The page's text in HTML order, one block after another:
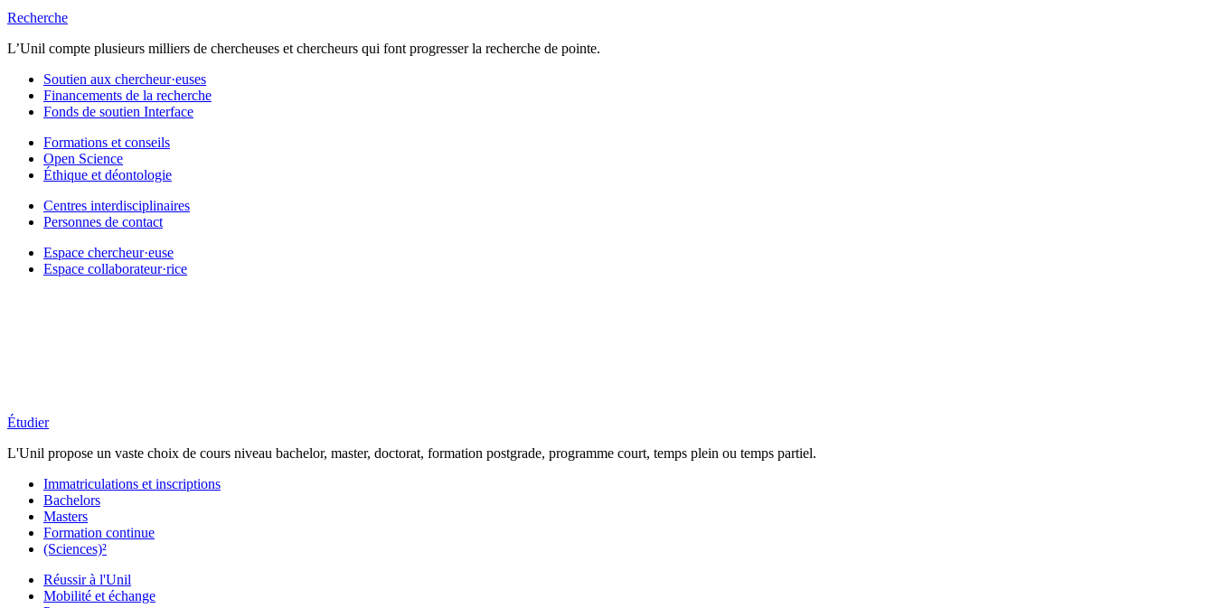
Recherche
L’Unil compte plusieurs milliers de chercheuses et chercheurs qui font progresser la recherche de pointe.
Soutien aux chercheur·euses
Financements de la recherche
Fonds de soutien Interface
Formations et conseils
Open Science
Éthique et déontologie
Centres interdisciplinaires
Personnes de contact
Espace chercheur·euse
Espace collaborateur·rice
Étudier
L'Unil propose un vaste choix de cours niveau bachelor, master, doctorat, formation postgrade, programme court, temps plein ou temps partiel.
Immatriculations et inscriptions
Bachelors
Masters
Formation continue
(Sciences)²
Réussir à l'Unil
Mobilité et échange